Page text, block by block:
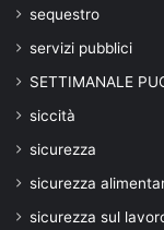
sequestro
servizi pubblici
SETTIMANALE
siccità
sicurezza
sicurezza
sicurezza sul